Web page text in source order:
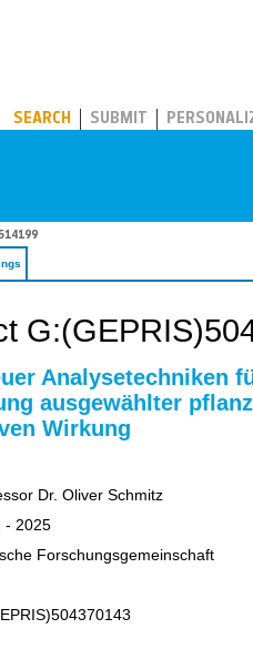
SEARCH SUBMIT
Analysetechniken
ausgewählter
Wirkung
Dr. Oliver Schmitz
- 2025
Forschungsgemeinschaft